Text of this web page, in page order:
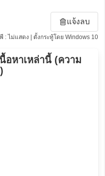
แจ้งลบ
: ไม่แสดง | ตั้งกระทู้โดย Windows 10
หาเหล่านี้ (ความ